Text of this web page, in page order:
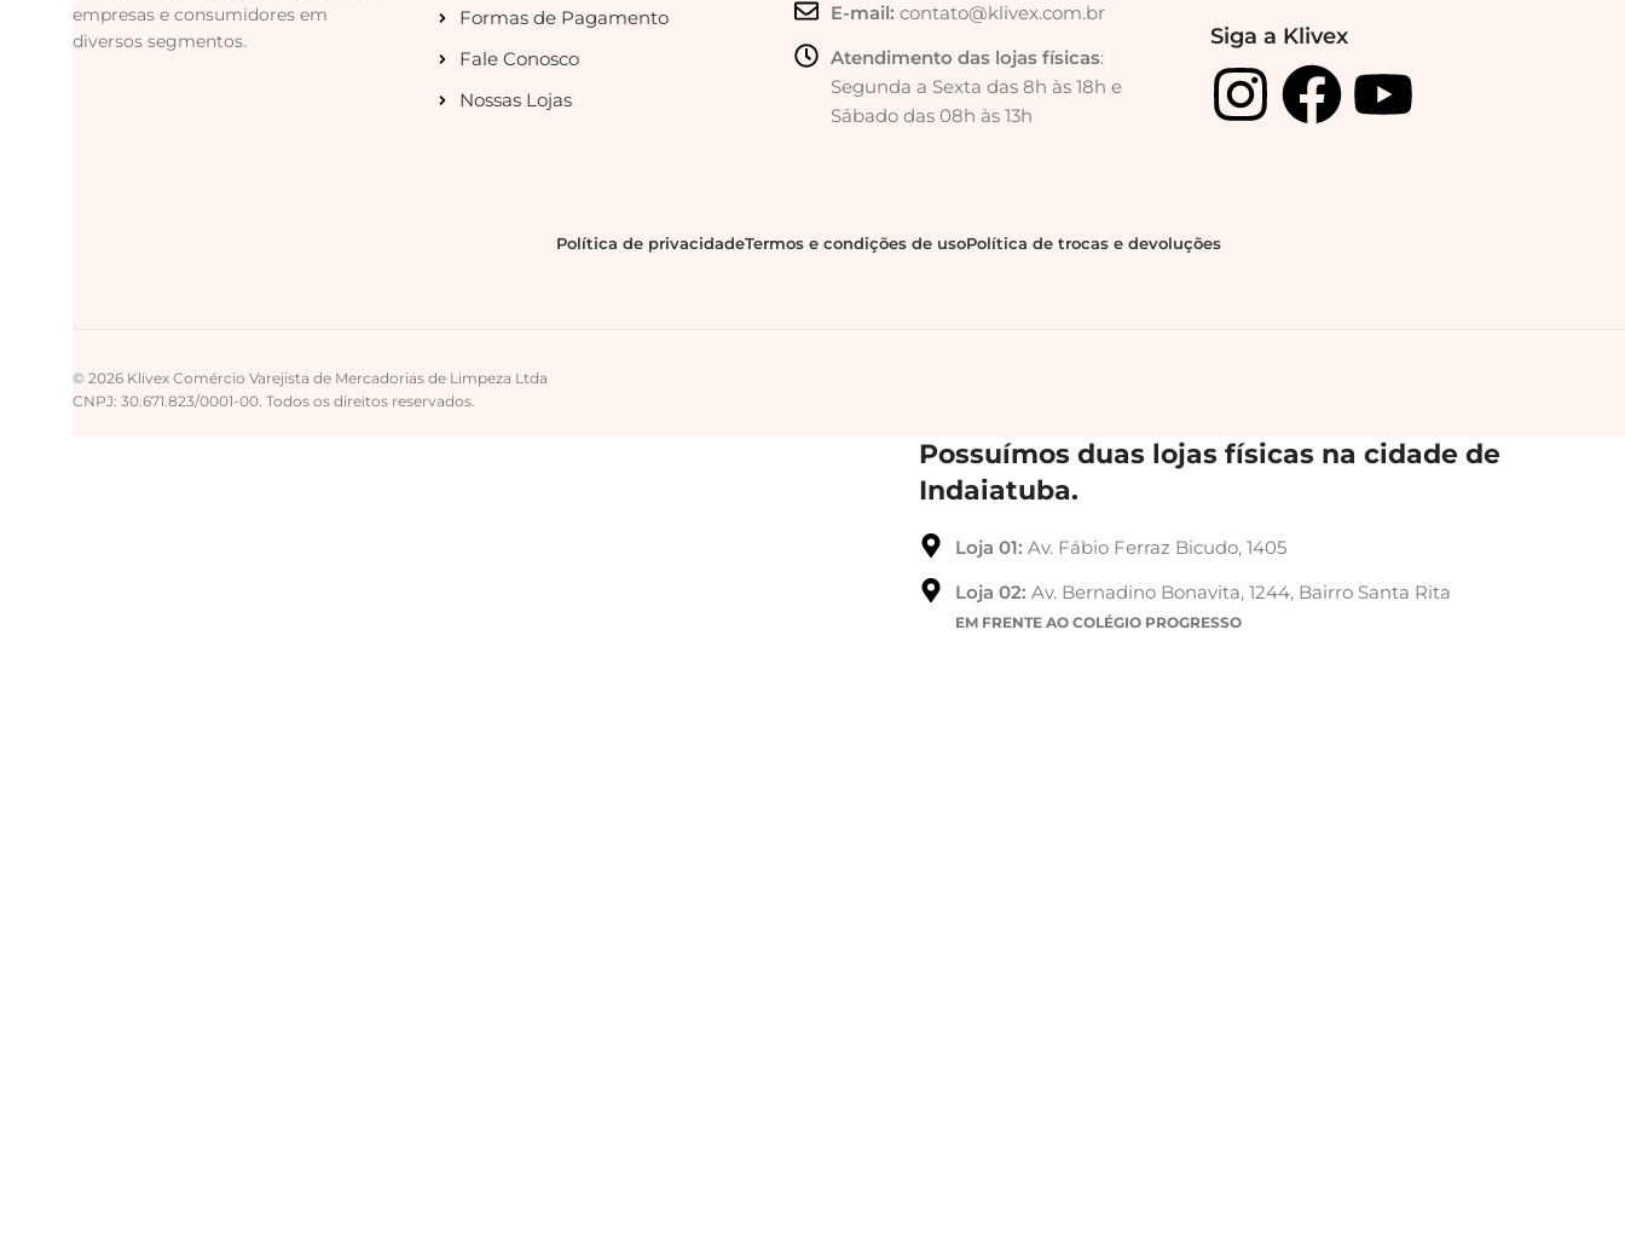
empresas e consumidores em
diversos segmentos.
Formas de Pagamento
Fale Conosco
Nossas Lojas
E-mail: contato@klivex.com.br
Atendimento das lojas físicas:
Segunda a Sexta das 8h às 18h e
Sábado das 08h às 13h
Siga a Klivex
Política de privacidadeTermos e condições de usoPolítica de trocas e devoluções
© 2026 Klivex Comércio Varejista de Mercadorias de Limpeza Ltda
CNPJ: 30.671.823/0001-00. Todos os direitos reservados.
Possuímos duas lojas físicas na cidade de
Indaiatuba.
Loja 01: Av. Fábio Ferraz Bicudo, 1405
Loja 02: Av. Bernadino Bonavita, 1244, Bairro Santa Rita
EM FRENTE AO COLÉGIO PROGRESSO